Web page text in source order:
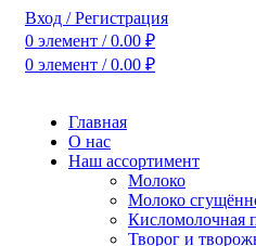
Вход / Регистрация
0 элемент / 0.00 ₽
0 элемент / 0.00 ₽
Главная
О нас
Наш ассортимент
Молоко
Молоко
Кисломолочная
Творог и